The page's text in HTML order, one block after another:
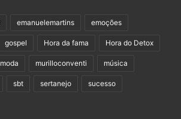
emanuelemartins emoções
gospel Hora da fama Hora do Detox
moda murilloconventi música
sbt sertanejo sucesso